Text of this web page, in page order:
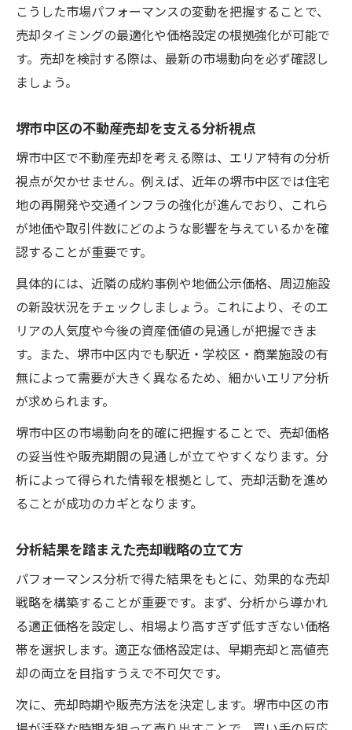
再開発エリアでの不動産売却ポイント
資産価値向上に寄与する再開発事例紹介
こうした市場パフォーマンスの変動を把握することで、
売却タイミングの最適化や価格設定の根拠強化が可能で
す。売却を検討する際は、最新の市場動向を必ず確認し
ましょう。
堺市中区の不動産売却を支える分析視点
堺市中区で不動産売却を考える際は、エリア特有の分析
視点が欠かせません。例えば、近年の堺市中区では住宅
地の再開発や交通インフラの強化が進んでおり、これら
が地価や取引件数にどのような影響を与えているかを確
認することが重要です。
具体的には、近隣の成約事例や地価公示価格、周辺施設
の新設状況をチェックしましょう。これにより、そのエ
リアの人気度や今後の資産価値の見通しが把握できま
す。また、堺市中区内でも駅近・学校区・商業施設の有
無によって需要が大きく異なるため、細かいエリア分析
が求められます。
堺市中区の市場動向を的確に把握することで、売却価格
の妥当性や販売期間の見通しが立てやすくなります。分
析によって得られた情報を根拠として、売却活動を進め
ることが成功のカギとなります。
分析結果を踏まえた売却戦略の立て方
パフォーマンス分析で得た結果をもとに、効果的な売却
戦略を構築することが重要です。まず、分析から導かれ
る適正価格を設定し、相場より高すぎず低すぎない価格
帯を選択します。適正な価格設定は、早期売却と高値売
却の両立を目指すうえで不可欠です。
次に、売却時期や販売方法を決定します。堺市中区の市